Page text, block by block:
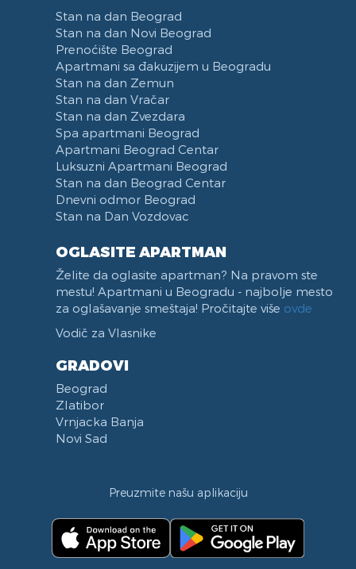
Stan na dan Beograd
Stan na dan Novi Beograd
Prenoćište Beograd
Apartmani sa đakuzijem u Beogradu
Stan na dan Zemun
Stan na dan Vračar
Stan na dan Zvezdara
Spa apartmani Beograd
Apartmani Beograd Centar
Luksuzni Apartmani Beograd
Stan na dan Beograd Centar
Dnevni odmor Beograd
Stan na Dan Vozdovac
OGLASITE APARTMAN
Želite da oglasite apartman? Na pravom ste
mestu! Apartmani u Beogradu - najbolje mesto
za oglašavanje smeštaja! Pročitajte više ovde
Vodič za Vlasnike
GRADOVI
Beograd
Zlatibor
Vrnjacka Banja
Novi Sad
Preuzmite našu aplikaciju